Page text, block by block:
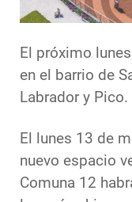
El próximo
en el barrio de
Labrador y Pico.
El lunes 13 de
nuevo espacio
Comuna 12